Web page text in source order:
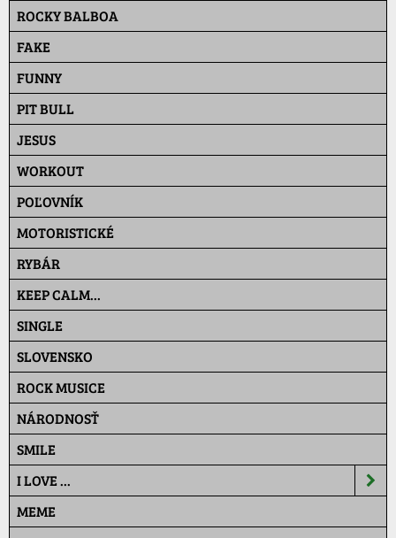
ROCKY BALBOA
FAKE
FUNNY
PIT BULL
JESUS
WORKOUT
POĽOVNÍK
MOTORISTICKÉ
RYBÁR
KEEP CALM...
SINGLE
SLOVENSKO
ROCK MUSICE
NÁRODNOSŤ
SMILE
I LOVE ...
MEME